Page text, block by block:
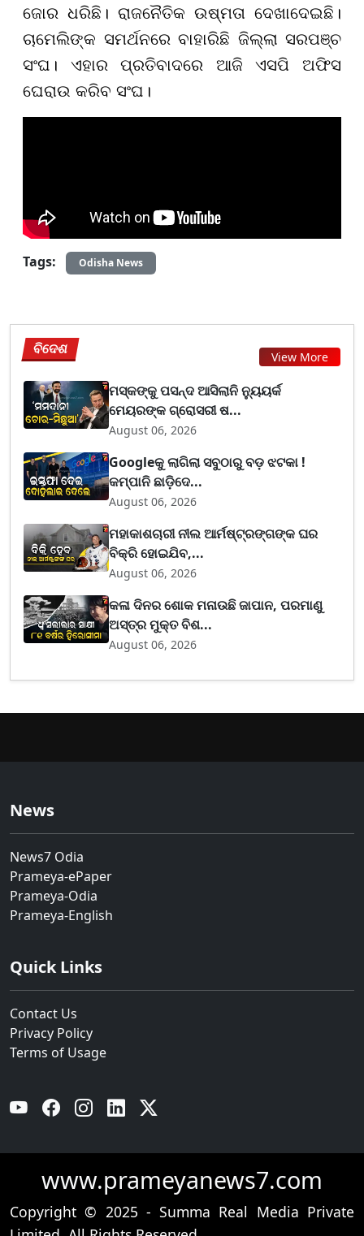
ଜୋର ଧରିଛି। ରାଜନୈତିକ ଉଷ୍ମତା ଦେଖାଦେଇଛି।
ଚାମେଲିଙ୍କ ସମର୍ଥନରେ ବାହାରିଛି ଜିଲ୍ଲା ସରପଞ୍ଚ
ସଂଘ। ଏହାର ପ୍ରତିବାଦରେ ଆଜି ଏସପି ଅଫିସ
ଘେରାଉ କରିବ ସଂଘ।
Tags: Odisha News
ବିଦେଶ View More
ମସ୍କଙ୍କୁ ପସନ୍ଦ ଆସିଲାନି ନ୍ୟୁୟର୍କ
ମେୟରଙ୍କ ଗ୍ରୋସରୀ ଷ...
August 06, 2026
Googleକୁ ଲାଗିଲା ସବୁଠାରୁ ବଡ଼ ଝଟକା !
କମ୍ପାନି ଛାଡ଼ିଦେ...
August 06, 2026
ମହାକାଶଚାରୀ ନୀଲ ଆର୍ମଷ୍ଟ୍ରଙ୍ଗଙ୍କ ଘର
ବିକ୍ରି ହୋଇଯିବ,...
August 06, 2026
କଳା ଦିନର ଶୋକ ମନାଉଛି ଜାପାନ, ପରମାଣୁ
ଅସ୍ତ୍ର ମୁକ୍ତ ବିଶ...
August 06, 2026
News
News7 Odia
Prameya-ePaper
Prameya-Odia
Prameya-English
Quick Links
Contact Us
Privacy Policy
Terms of Usage
YouTube Facebook Instagram Linkedin
www.prameyanews7.com
Copyright © 2025 - Summa Real Media Private